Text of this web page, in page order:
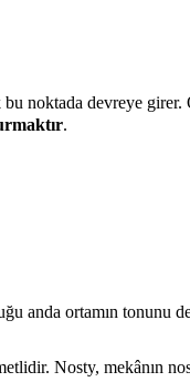
noktada devreye girer.
.
anda ortamın tonunu
Nosty, mekânın